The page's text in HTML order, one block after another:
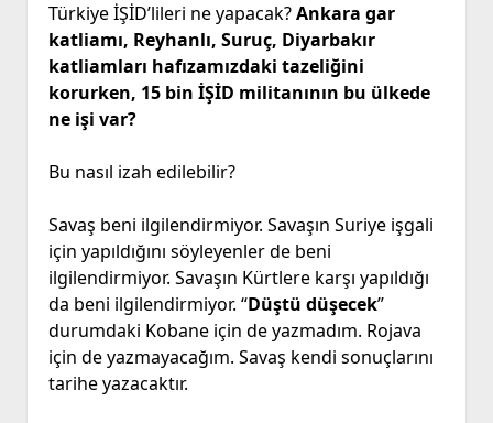
Türkiye İŞİD’lileri ne yapacak?Ankara gar
katliamı, Reyhanlı, Suruç, Diyarbakır
katliamları hafızamızdaki tazeliğini
korurken, 15 bin İŞİD militanının bu ülkede
ne işi var?
Bu nasıl izah edilebilir?
Savaş beni ilgilendirmiyor. Savaşın Suriye işgali
için yapıldığını söyleyenler de beni
ilgilendirmiyor. Savaşın Kürtlere karşı yapıldığı
da beni ilgilendirmiyor. “Düştü düşecek”
durumdaki Kobane için de yazmadım. Rojava
için de yazmayacağım. Savaş kendi sonuçlarını
tarihe yazacaktır.